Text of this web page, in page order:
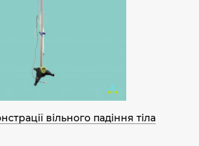
вільного падіння тіла